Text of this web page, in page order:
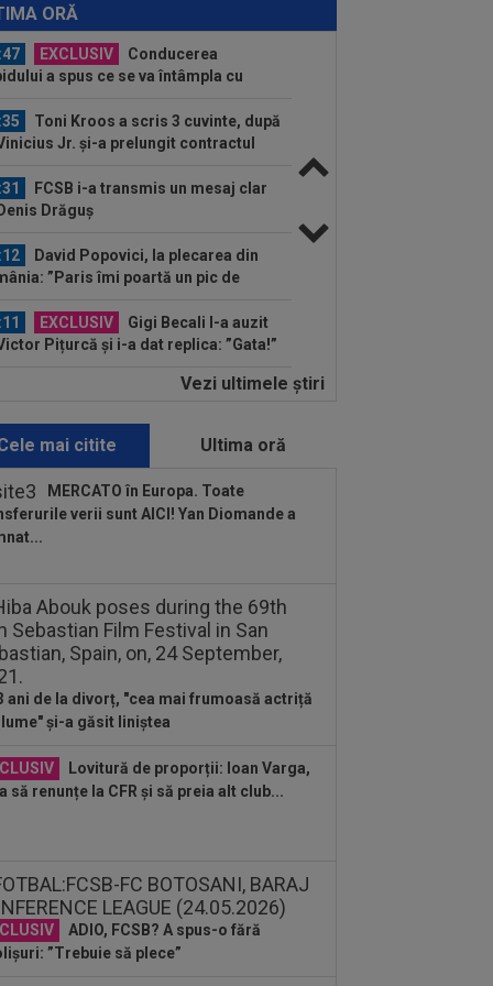
ORĂ
fără să știe că a fost dat afară de
Varga de la...
EXCLUSIV
Conducerea
a spus ce se va întâmpla cu
Toni Kroos a scris 3 cuvinte, după
Jr. și-a prelungit contractul
FCSB i-a transmis un mesaj clar
Drăguș
David Popovici, la plecarea din
”Paris îmi poartă un pic de
EXCLUSIV
Gigi Becali l-a auzit
Pițurcă și i-a dat replica: ”Gata!”
Fără milă: 6-1 și sunt ca și
VIDEO EXCLUSIV
Dan Nistor a
cum se menține în formă, la 38 de
de la țară!”
UTA - Rapid, LIVE VIDEO, ora
în direct la Digi Sport 1. Se anunță
lui Levadiakos
EXCLUSIV
Ce a spus Antonio
fără să știe că a fost dat afară de
Varga de la...
EXCLUSIV
Conducerea
Kodor, după ce atacantul...
Toni Kroos a scris 3 cuvinte, după
Drăguș
Vezi ultimele ştiri
mai citite Ultima oră
MERCATO în Europa. Toate
verii sunt AICI! Yan Diomande a
ani de la divorț, "cea mai frumoasă actriță
și-a găsit liniștea
Lovitură de proporții: Ioan Varga,
să renunțe la CFR și să preia alt club...
ADIO, FCSB? A spus-o fără
”Trebuie să plece”